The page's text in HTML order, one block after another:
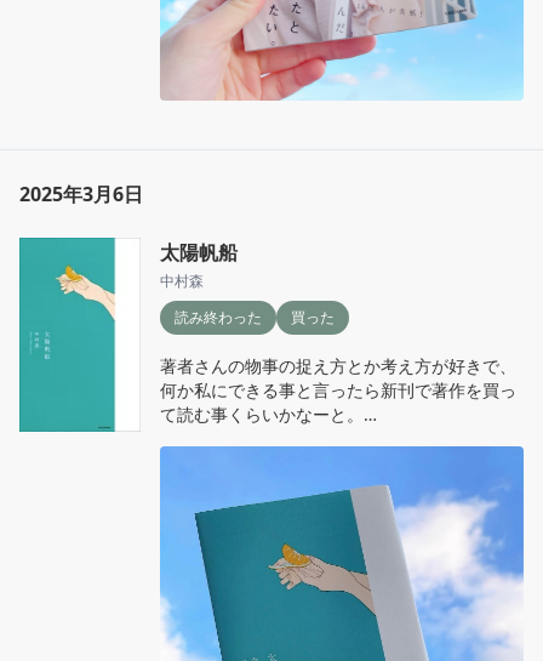
つかまえて離さないでほしかった。－本編より
忘れないこと
大切なこと。
－本編より
2025年3月6日
太陽帆船
中村森
読み終わった
買った
著者さんの物事の捉え方とか考え方が好きで、
何か私にできる事と言ったら新刊で著作を買っ
て読む事くらいかなーと。
「短歌」は知ってるけど、現代短歌というもの
はあまり知らなくて。詩とはまた違って5・7・
5・7・7の31文字から感性や思考で読んだ人そ
れぞれの解釈になるのが面白いなって思う☺️
考える余白があるっていうのが良いなって思う
💭